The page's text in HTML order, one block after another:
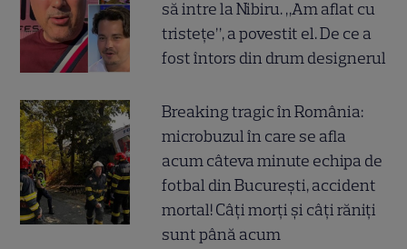
să intre la Nibiru. „Am aflat cu
tristețe”, a povestit el. De ce a
fost întors din drum designerul
Breaking tragic în România:
microbuzul în care se afla
acum câteva minute echipa de
fotbal din București, accident
mortal! Câți morți și câți răniți
sunt până acum